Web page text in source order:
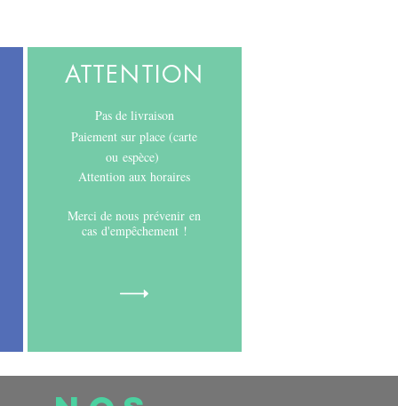
ATTENTION
Pas de livraison
Paiement sur place (carte
ou espèce)
Attention aux horaires
Merci de nousprévenir en
cas d'empêchement !